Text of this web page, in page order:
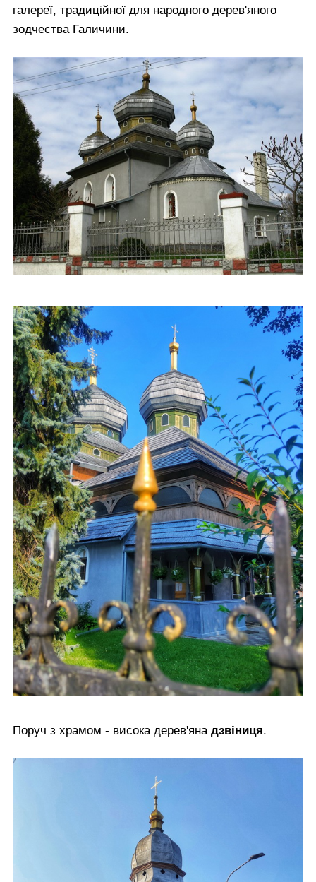
галереї, традиційної для народного дерев'яного
зодчества Галичини.
Поруч з храмом - висока дерев'яна дзвіниця.